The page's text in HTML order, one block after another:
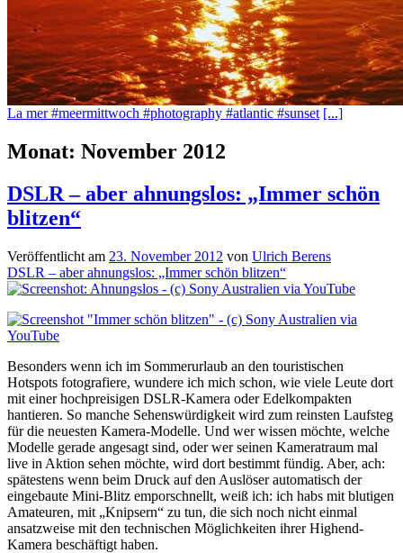
La mer #meermittwoch #photography #atlantic #sunset [...]
Monat: November 2012
DSLR – aber ahnungslos: „Immer schön
blitzen“
Veröffentlicht am 23. November 2012 von Ulrich Berens
DSLR – aber ahnungslos: „Immer schön blitzen“
Besonders wenn ich im Sommerurlaub an den touristischen
Hotspots fotografiere, wundere ich mich schon, wie viele Leute dort
mit einer hochpreisigen DSLR-Kamera oder Edelkompakten
hantieren. So manche Sehenswürdigkeit wird zum reinsten Laufsteg
für die neuesten Kamera-Modelle. Und wer wissen möchte, welche
Modelle gerade angesagt sind, oder wer seinen Kameratraum mal
live in Aktion sehen möchte, wird dort bestimmt fündig. Aber, ach:
spätestens wenn beim Druck auf den Auslöser automatisch der
eingebaute Mini-Blitz emporschnellt, weiß ich: ich habs mit blutigen
Amateuren, mit „Knipsern“ zu tun, die sich noch nicht einmal
ansatzweise mit den technischen Möglichkeiten ihrer Highend-
Kamera beschäftigt haben.